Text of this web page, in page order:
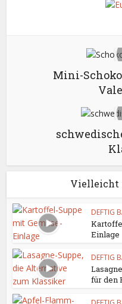
Mini-
Vielleicht
DEFTIG
Einlage
DEFTIG
für den